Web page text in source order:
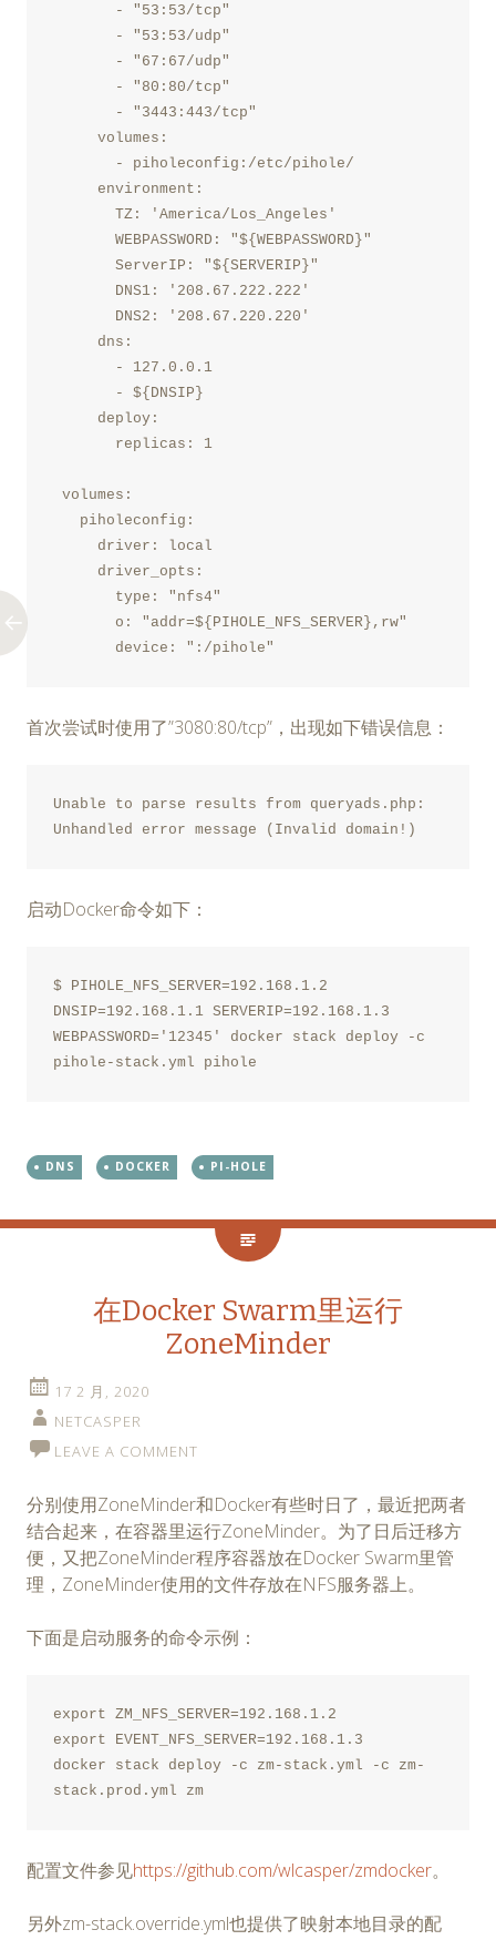
       - "53:53/tcp"
       - "53:53/udp"
       - "67:67/udp"
       - "80:80/tcp"
       - "3443:443/tcp"
     volumes:
       - piholeconfig:/etc/pihole/
     environment:
       TZ: 'America/Los_Angeles'
       WEBPASSWORD: "${WEBPASSWORD}"
       ServerIP: "${SERVERIP}"
       DNS1: '208.67.222.222'
       DNS2: '208.67.220.220'
     dns:
       - 127.0.0.1
       - ${DNSIP}
     deploy:
       replicas: 1
volumes:
   piholeconfig:
     driver: local
     driver_opts:
       type: "nfs4"
       o: "addr=${PIHOLE_NFS_SERVER},rw"
       device: ":/pihole"
首次尝试时使用了”3080:80/tcp”，出现如下错误信息：
Unable to parse results from queryads.php:
Unhandled error message (Invalid domain!)
启动Docker命令如下：
$ PIHOLE_NFS_SERVER=192.168.1.2
DNSIP=192.168.1.1 SERVERIP=192.168.1.3
WEBPASSWORD='12345' docker stack deploy -c
pihole-stack.yml pihole
DNS DOCKER PI-HOLE
在Docker Swarm里运行
ZoneMinder
17 2 月, 2020
NETCASPER
LEAVE A COMMENT
分别使用ZoneMinder和Docker有些时日了，最近把两者
结合起来，在容器里运行ZoneMinder。为了日后迁移方
便，又把ZoneMinder程序容器放在Docker Swarm里管
理，ZoneMinder使用的文件存放在NFS服务器上。
下面是启动服务的命令示例：
export ZM_NFS_SERVER=192.168.1.2
export EVENT_NFS_SERVER=192.168.1.3
docker stack deploy -c zm-stack.yml -c zm-
stack.prod.yml zm
配置文件参见https://github.com/wlcasper/zmdocker。
另外zm-stack.override.yml也提供了映射本地目录的配